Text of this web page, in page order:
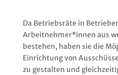
Da Betriebsräte in
Arbeitnehmer*innen aus
bestehen, haben sie die
Einrichtung von
zu gestalten und